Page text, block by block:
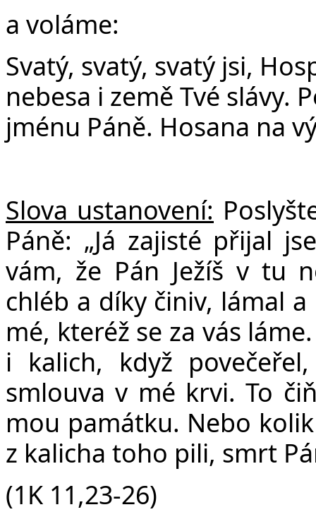
a voláme:
Svatý, svatý, svatý jsi,
nebesa i země Tvé slávy.
jménu Páně. Hosana na
Slova ustanovení:
Páně: „Já zajisté přijal
vám, že Pán Ježíš v tu
chléb a díky činiv, lámal
mé, kteréž se za vás
i kalich, když
smlouva v mé krvi. To
mou památku. Nebo
z kalicha toho pili, smrt
(1K 11,23-26)